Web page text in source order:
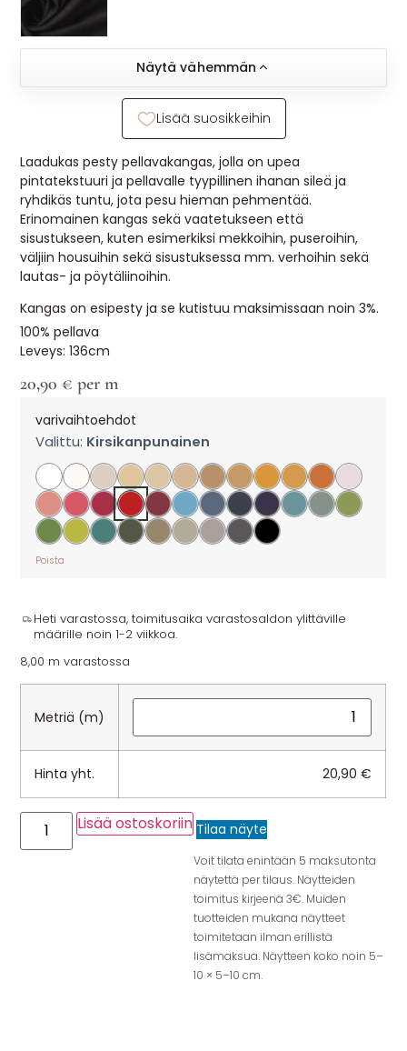
Laadukas pesty pellavakangas, jolla on upea
pintatekstuuri ja pellavalle tyypillinen ihanan sileä ja
ryhdikäs tuntu, jota pesu hieman pehmentää.
Erinomainen kangas sekä vaatetukseen että
sisustukseen, kuten esimerkiksi mekkoihin, puseroihin,
väljiin housuihin sekä sisustuksessa mm. verhoihin sekä
lautas- ja pöytäliinoihin.
Kangas on esipesty ja se kutistuu maksimissaan noin 3%.
100% pellava
Leveys: 136cm
20,90 € per m
varivaihtoehdot
Valittu: Kirsikanpunainen
Poista
Heti varastossa, toimitusaika varastosaldon ylittäville
määrille noin 1-2 viikkoa.
8,00 m varastossa
Metriä (m)
Hinta yht. 20,90€
Lisää ostoskoriin Tilaa näyte
Voit tilata enintään 5 maksutonta
näytettä per tilaus. Näytteiden
toimitus kirjeenä 3€. Muiden
tuotteiden mukana näytteet
toimitetaan ilman erillistä
lisämaksua. Näytteen koko noin 5–
10 × 5–10 cm.
Näytä vähemmän
Lisää suosikkeihin